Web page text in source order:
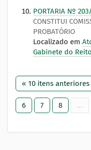
PORTARIA Nº
CONSTITUI
PROBATÓRIO
Localizado em
Gabinete do
« 10 itens anteriores
6 7 8 ...